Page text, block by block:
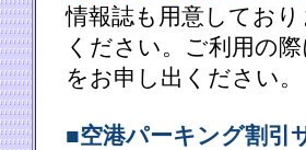
情報誌も用意してお
ください。ご利用の
をお申し出ください。
■空港パーキング割引